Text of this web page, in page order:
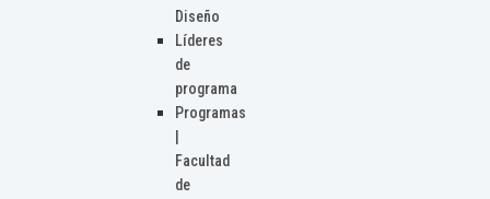
Diseño
Líderes
de
programa
Programas
Facultad
de